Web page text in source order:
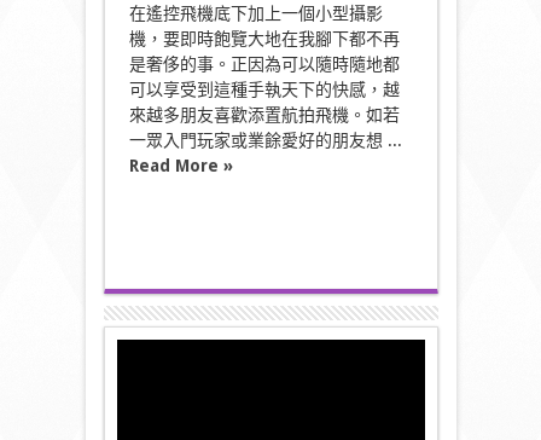
在遙控飛機底下加上一個小型攝影
機，要即時飽覽大地在我腳下都不再
是奢侈的事。正因為可以隨時隨地都
可以享受到這種手執天下的快感，越
來越多朋友喜歡添置航拍飛機。如若
一眾入門玩家或業餘愛好的朋友想 ...
Read More »